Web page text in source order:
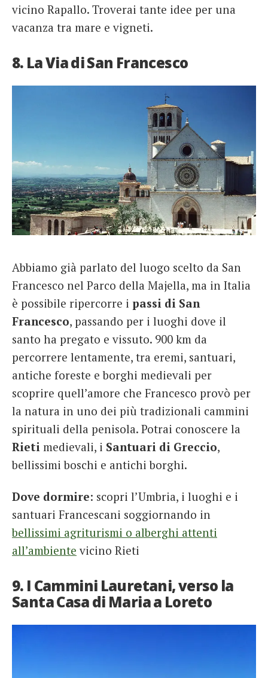
vicino Rapallo. Troverai tante idee per una
vacanza tra mare e vigneti.
8. La Via di San Francesco
Abbiamo già parlato del luogo scelto da San
Francesco nel Parco della Majella, ma in Italia
è possibile ripercorre i passi di San
Francesco, passando per i luoghi dove il
santo ha pregato e vissuto. 900 km da
percorrere lentamente, tra eremi, santuari,
antiche foreste e borghi medievali per
scoprire quell’amore che Francesco provò per
la natura in uno dei più tradizionali cammini
spirituali della penisola. Potrai conoscere la
Rieti medievali, i Santuari di Greccio,
bellissimi boschi e antichi borghi.
Dove dormire: scopri l’Umbria, i luoghi e i
santuari Francescani soggiornando in
bellissimi agriturismi o alberghi attenti
all’ambiente vicino Rieti
9. I Cammini Lauretani, verso la
Santa Casa di Maria a Loreto